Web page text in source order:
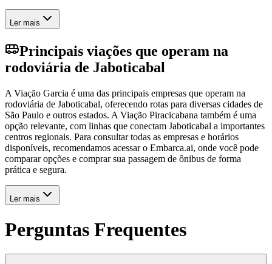
Ler mais
Principais viações que operam na
rodoviária de Jaboticabal
A Viação Garcia é uma das principais empresas que operam na
rodoviária de Jaboticabal, oferecendo rotas para diversas cidades de
São Paulo e outros estados. A Viação Piracicabana também é uma
opção relevante, com linhas que conectam Jaboticabal a importantes
centros regionais. Para consultar todas as empresas e horários
disponíveis, recomendamos acessar o Embarca.ai, onde você pode
comparar opções e comprar sua passagem de ônibus de forma
prática e segura.
Ler mais
Perguntas Frequentes